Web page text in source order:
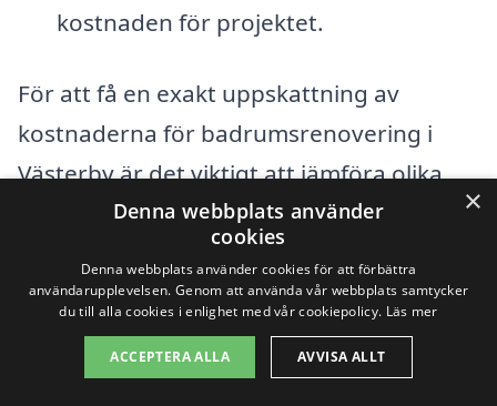
kostnaden för projektet.
För att få en exakt uppskattning av
kostnaderna för badrumsrenovering i
Västerby är det viktigt att jämföra olika
anbud från lokala entreprenörer. Med
hjälp av vår plattform,
badrumsrenovering-pris.se, kan du enkelt
hitta och kontakta flera specialister inom
badrumsrenovering. Vi gör det enkelt att
×
Denna webbplats använder
cookies
Denna webbplats använder cookies för att förbättra
användarupplevelsen. Genom att använda vår webbplats samtycker
du till alla cookies i enlighet med vår cookiepolicy. Läs mer
ACCEPTERA ALLA AVVISA ALLT